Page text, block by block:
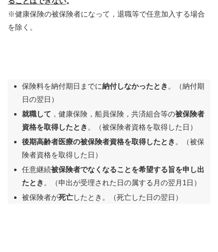
※健康保険の被保険者になって，退職等で任意加入する場合
を除く。
保険料を納付期日までに納付しなかったとき 。（納付期
日の翌日）
就職して ，健康保険，船員保険，共済組合等の被保険者
資格を取得したとき 。（被保険者資格を取得した日）
後期高齢者医療の被保険者資格を取得したとき 。（被保
険者資格を取得した日）
任意継続被保険者でなくなることを希望する旨を申し出
たとき 。（申出が受理された日の属する月の翌月1日）
被保険者が死亡したとき。（死亡した日の翌日）